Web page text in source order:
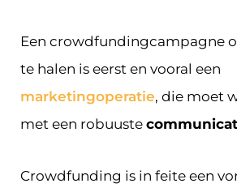
Een crowdfundingcampagne
te halen is eerst en vooral een
marketingoperatie, die moet
met een robuuste
Crowdfunding is in feite een